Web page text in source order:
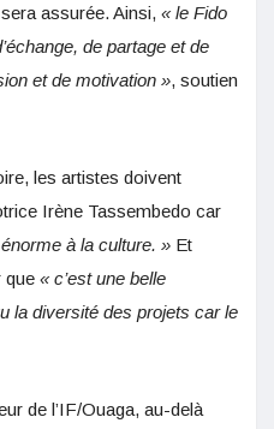
assurée. Ainsi, « le Fido
de partage et de
et de motivation », soutien
les artistes doivent
Irène Tassembedo car
à la culture. » Et
que « c’est une belle
la diversité des projets car le
de l’IF/Ouaga, au-delà